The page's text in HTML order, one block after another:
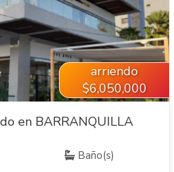
INMUEBLE
arriendo
$6,050,000
en BARRANQUILLA
Baño(s)